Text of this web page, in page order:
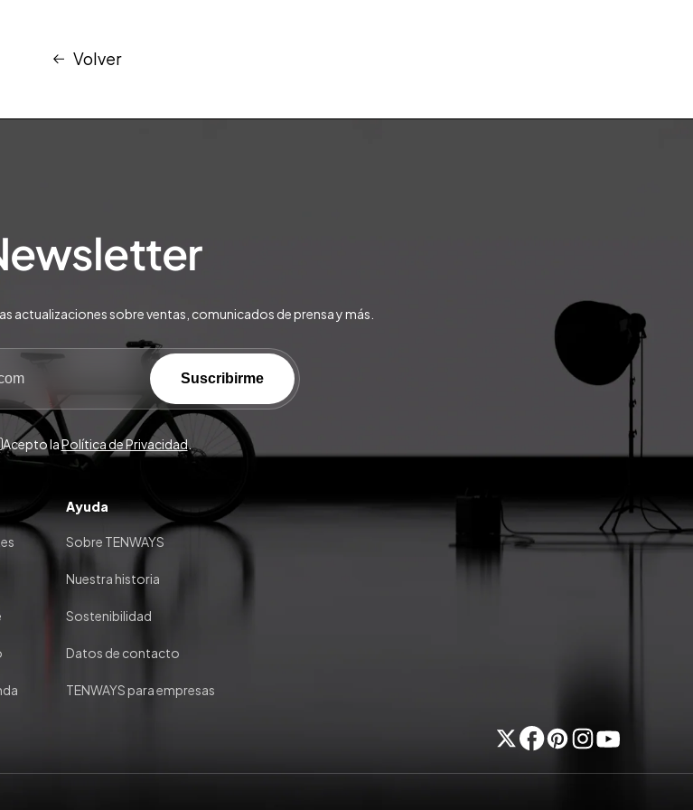
Volver
actualizaciones sobre ventas, comunicados de prensa y más.
Suscribirme
Acepto laPolítica de Privacidad.
Ayuda
Sobre TENWAYS
Nuestra historia
Sostenibilidad
Datos de contacto
TENWAYS para empresas
GorjeoFacebook
PinterestInstagram
YouTube